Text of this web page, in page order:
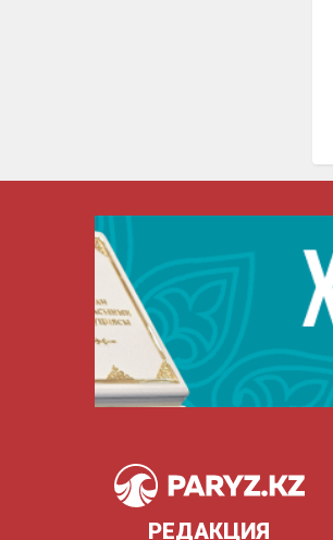
РЕДАКЦИЯ